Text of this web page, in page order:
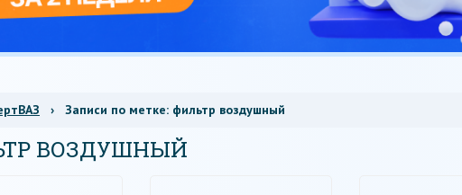
› Записи по метке: фильтр воздушный
ВОЗДУШНЫЙ